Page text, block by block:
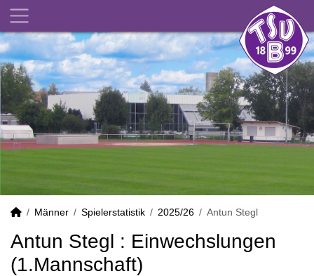
Männer Spielerstatistik 2025/26 Antun Stegl
Antun Stegl : Einwechslungen
(1.Mannschaft)